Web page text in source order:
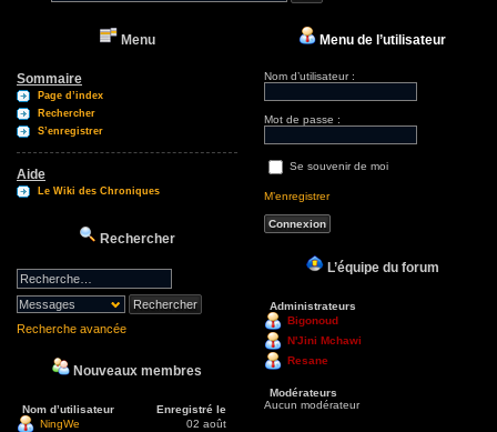
Menu
Sommaire
Page d’index
Rechercher
S’enregistrer
Aide
Le Wiki des Chroniques
Rechercher
Recherche avancée
Nouveaux membres
Nom d’utilisateur
Enregistré le
NingWe
02 août
Menu de l’utilisateur
Nom d’utilisateur :
Mot de passe :
Se souvenir de moi
M’enregistrer
L’équipe du forum
Administrateurs
Bigonoud
N'Jini Mchawi
Resane
Modérateurs
Aucun modérateur